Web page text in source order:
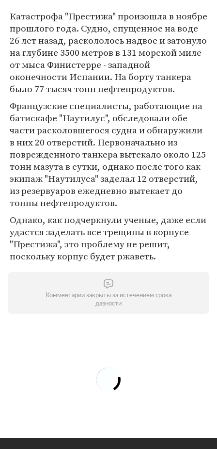
Катастрофа "Престижа" произошла в ноябре
прошлого года. Судно, спущенное на воде
26 лет назад, раскололось надвое и затонуло
на глубине 3500 метров в 131 морской миле
от мыса Финистерре - западной
оконечности Испании. На борту танкера
было 77 тысяч тонн нефтепродуктов.
Французские специалисты, работающие на
батискафе "Наутилус", обследовали обе
части расколовшегося судна и обнаружили
в них 20 отверстий. Первоначально из
поврежденного танкера вытекало около 125
тонн мазута в сутки, однако после того как
экипаж "Наутилуса" заделал 12 отверстий,
из резервуаров ежедневно вытекает до
тонны нефтепродуктов.
Однако, как подчеркнули ученые, даже если
удастся заделать все трещины в корпусе
"Престижа", это проблему не решит,
поскольку корпус будет ржаветь.
Комментарии закрыты за истечением срока
давности